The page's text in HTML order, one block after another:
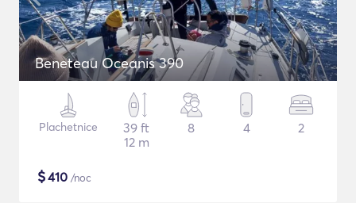
Beneteau Oceanis 390
Plachetnice
39 ft
12 m
8 4 2
$410 /noc